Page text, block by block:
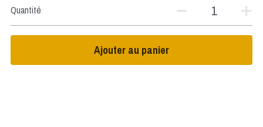
Quantité
Ajouter au panier